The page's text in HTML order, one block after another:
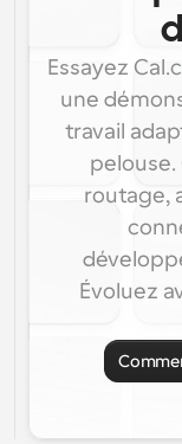
Essayez
une
travail
pelouse.
routage,
Évoluez